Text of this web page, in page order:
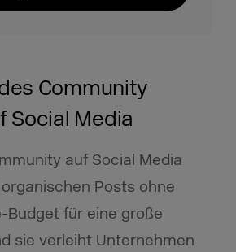
Community
Social Media
auf Social Media
Posts ohne
Budget für eine große
sie verleiht Unternehmen